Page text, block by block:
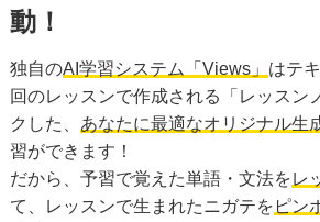
動！
独自のAI学習システム「Views」 はテ
回のレッスンで作成される「レッスン
クした、 あなたに最適なオリジナル生
習ができます！
だから、予習で覚えた単語・文法をレ
て、レッスンで生まれたニガテを ピン